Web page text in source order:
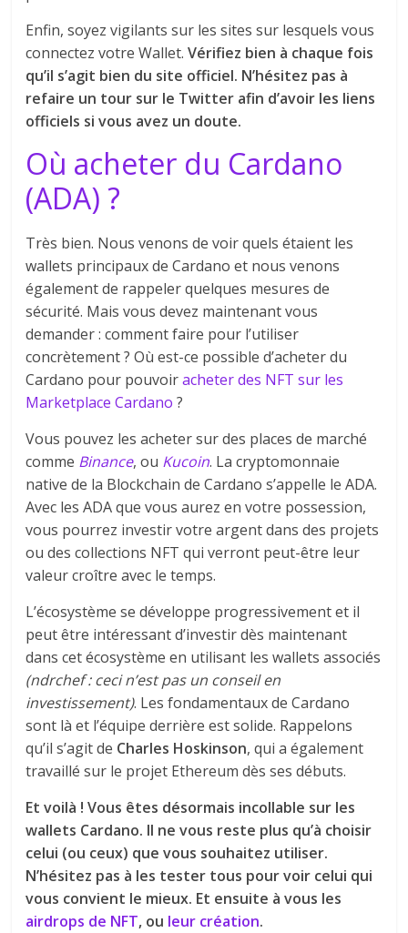
Enfin, soyez vigilants sur les sites sur lesquels vous
connectez votre Wallet.Vérifiez bien à chaque fois
qu’il s’agit bien du site officiel. N’hésitez pas à
refaire un tour sur le Twitter afin d’avoir les liens
officiels si vous avez un doute.
Où acheter du Cardano
(ADA) ?
Très bien. Nous venons de voir quels étaient les
wallets principaux de Cardano et nous venons
également de rappeler quelques mesures de
sécurité. Mais vous devez maintenant vous
demander : comment faire pour l’utiliser
concrètement ? Où est-ce possible d’acheter du
Cardano pour pouvoiracheter des NFT sur les
Marketplace Cardano ?
Vous pouvez les acheter sur des places de marché
comme Binance, ou Kucoin. La cryptomonnaie
native de la Blockchain de Cardano s’appelle le ADA.
Avec les ADA que vous aurez en votre possession,
vous pourrez investir votre argent dans des projets
ou des collections NFT qui verront peut-être leur
valeur croître avec le temps.
L’écosystème se développe progressivement et il
peut être intéressant d’investir dès maintenant
dans cet écosystème en utilisant les wallets associés
(ndrchef : ceci n’est pas un conseil en
investissement). Les fondamentaux de Cardano
sont là et l’équipe derrière est solide. Rappelons
qu’il s’agit de Charles Hoskinson, qui a également
travaillé sur le projet Ethereum dès ses débuts.
Et voilà ! Vous êtes désormais incollable sur les
wallets Cardano. Il ne vous reste plus qu’à choisir
celui (ou ceux) que vous souhaitez utiliser.
N’hésitez pas à les tester tous pour voir celui qui
vous convient le mieux. Et ensuite à vous les
airdrops de NFT, ou leur création.